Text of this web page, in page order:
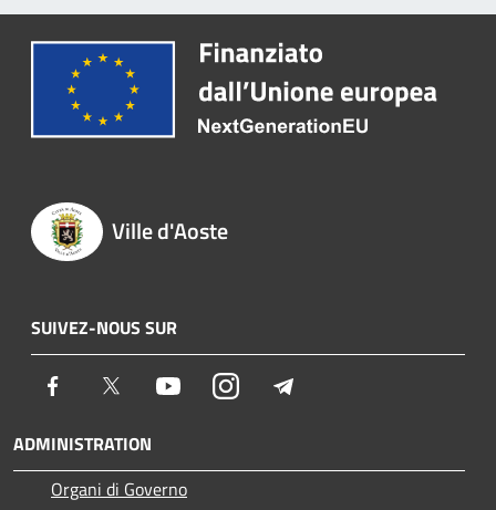
Ville d'Aoste
SUIVEZ-NOUS SUR
Facebook Twitter YoutubeInstagram
ADMINISTRATION
Organi di Governo